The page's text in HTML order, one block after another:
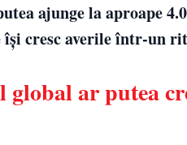
ajunge la aproape
își cresc averile într-
ar putea